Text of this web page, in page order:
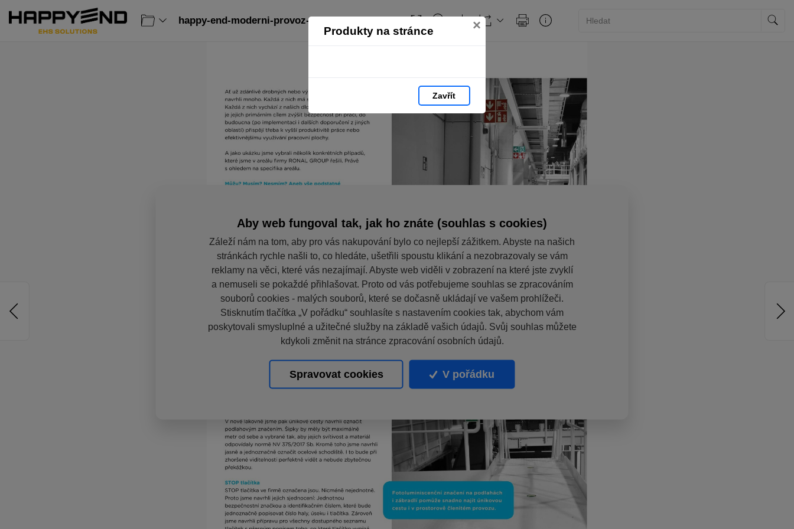
Produkty na stránce ×
Zavřít
happy-end-moderni-provoz-4-2018: strana 9
Aby web fungoval tak, jak ho znáte (souhlas s cookies)
Záleží nám na tom, aby pro vás nakupování bylo co nejlepší zážitkem. Abyste na našich
stránkách rychle našli to, co hledáte, ušetřili spoustu klikání a nezobrazovaly se vám
reklamy na věci, které vás nezajímají. Abyste web viděli v zobrazení na které jste zvyklí
a nemuseli se pokaždé přihlašovat. Proto od vás potřebujeme souhlas se zpracováním
souborů cookies - malých souborů, které se dočasně ukládají ve vašem prohlížeči.
Stisknutím tlačítka „V pořádku“ souhlasíte s nastavením cookies tak, abychom vám
poskytovali smysluplné a užitečné služby na základě vašich údajů. Svůj souhlas můžete
kdykoli změnit na stránce zpracování osobních údajů.
Spravovat cookies V pořádku